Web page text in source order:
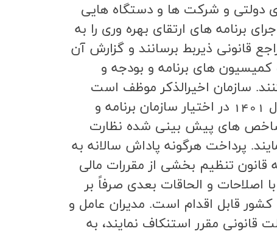
1401 كل كشور: كليه شركت هاي دولتي و شركت ها و دستگاه هايي
برنامه هاي ارتقاي بهره وري را به
قانوني ذيربط برسانند و گزارش آن
بهره وري و كميسيون هاي برنامه و بودجه و
و چهارم (44) قانون اساسي ارايه كنند. سازمان اخيرالذكر موظف است
گزارش ارزيابي وضعيت بهره وري سال 1400 شركت هاي دولتي را تا پايان شهريور ماه سال 1401 در اختيار سازمان برنامه و
شاخص هاي پيش بيني شده نظارت
پرداخت هرگونه پاداش سالانه به
(84) قانون الحاق برخي مواد به قانون تنظيم بخشي از مقررات مالي
دولت (2) و ماده (241) لايحه قانوني اصلاح قسمتي از قانون تجارت مصوب 24/12/1347 با اصلاحات و الحاقات بعدي صرفاً بر
قابل اقدام است. مديران عامل و
قانوني مقرر استنكاف نمايند، به